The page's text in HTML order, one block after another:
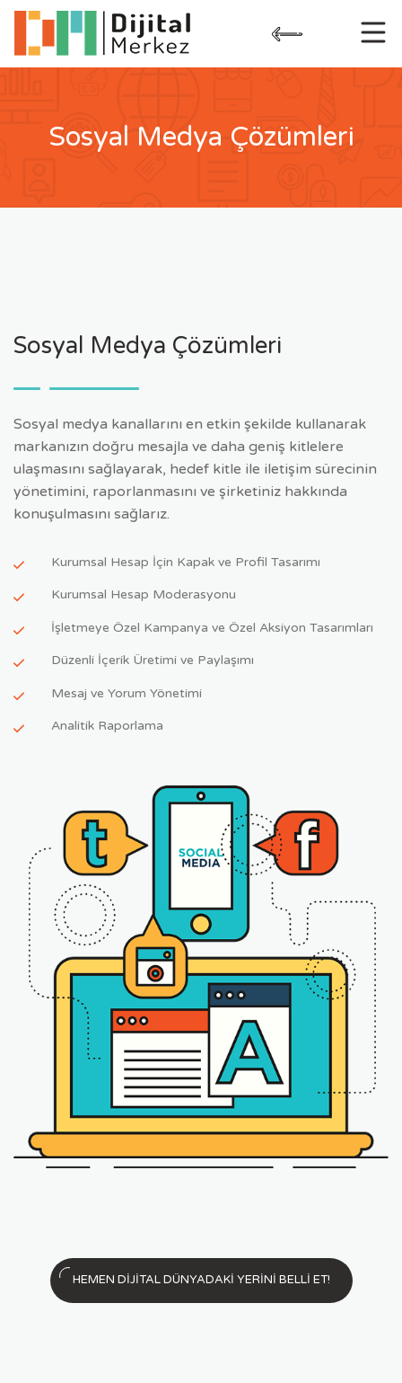
Skip
content
Sosyal Medya Çözümleri
Sosyal Medya Çözümleri
Sosyal medya kanallarını en etkin şekilde kullanarak
markanızın doğru mesajla ve daha geniş kitlelere
ulaşmasını sağlayarak, hedef kitle ile iletişim sürecinin
yönetimini, raporlanmasını ve şirketiniz hakkında
konuşulmasını sağlarız.
Kurumsal Hesap İçin Kapak ve Profil Tasarımı
Kurumsal Hesap Moderasyonu
İşletmeye Özel Kampanya ve Özel Aksiyon Tasarımları
Düzenli İçerik Üretimi ve Paylaşımı
Mesaj ve Yorum Yönetimi
Analitik Raporlama
HEMEN DİJİTAL DÜNYADAKİ YERİNİ BELLİ ET!